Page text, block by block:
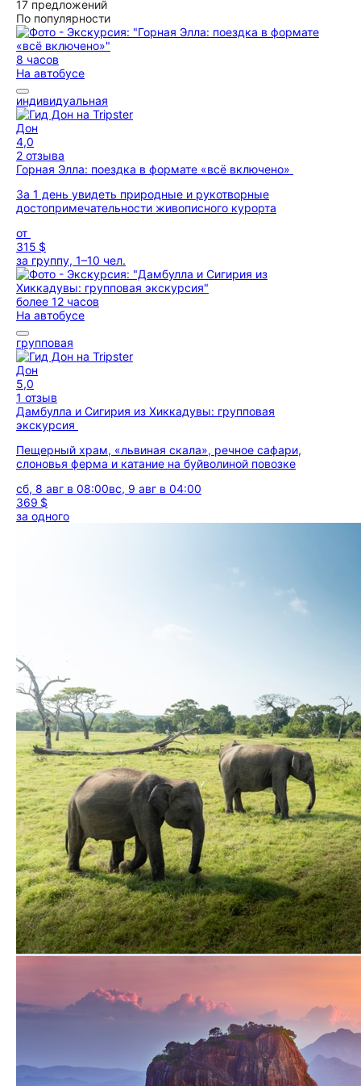
17 предложений
По популярности
8 часов
На автобусе
индивидуальная
Дон
4,0
2 отзыва
Горная Элла: поездка в формате «всё включено»
За 1 день увидеть природные и рукотворные
достопримечательности живописного курорта
от
315 $
за группу, 1–10 чел.
более 12 часов
На автобусе
групповая
Дон
5,0
1 отзыв
Дамбулла и Сигирия из Хиккадувы: групповая
экскурсия
Пещерный храм, «львиная скала», речное сафари,
слоновья ферма и катание на буйволиной повозке
сб, 8 авг в 08:00вс, 9 авг в 04:00
369 $
за одного